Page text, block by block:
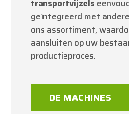
transportvijzels
geïntegreerd met
ons assortiment,
aansluiten op uw
productieproces.
DE MACHINES